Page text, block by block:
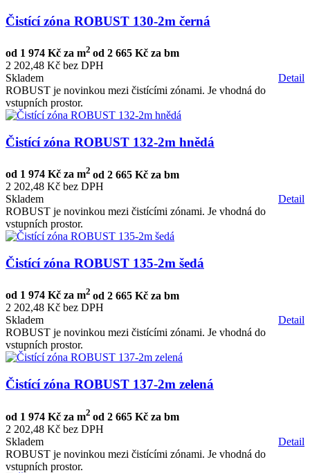
Čistící zóna ROBUST 130-2m černá
od 1 974 Kč za m2 od 2 665 Kč za bm
2 202,48 Kč bez DPH
Detail
Skladem
ROBUST je novinkou mezi čistícími zónami. Je vhodná do
vstupních prostor.
Čistící zóna ROBUST 132-2m hnědá
od 1 974 Kč za m2 od 2 665 Kč za bm
2 202,48 Kč bez DPH
Detail
Skladem
ROBUST je novinkou mezi čistícími zónami. Je vhodná do
vstupních prostor.
Čistící zóna ROBUST 135-2m šedá
od 1 974 Kč za m2 od 2 665 Kč za bm
2 202,48 Kč bez DPH
Detail
Skladem
ROBUST je novinkou mezi čistícími zónami. Je vhodná do
vstupních prostor.
Čistící zóna ROBUST 137-2m zelená
od 1 974 Kč za m2 od 2 665 Kč za bm
2 202,48 Kč bez DPH
Detail
Skladem
ROBUST je novinkou mezi čistícími zónami. Je vhodná do
vstupních prostor.